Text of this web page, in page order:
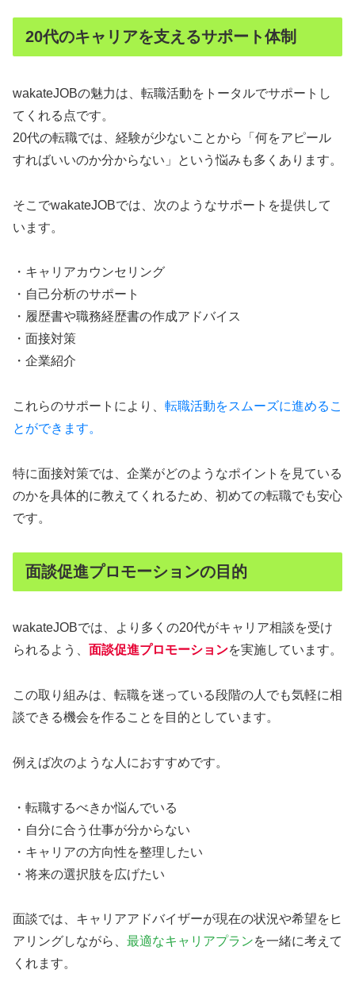
20代のキャリアを支えるサポート体制
wakateJOBの魅力は、転職活動をトータルでサポートし
てくれる点です。
20代の転職では、経験が少ないことから「何をアピール
すればいいのか分からない」という悩みも多くあります。
そこでwakateJOBでは、次のようなサポートを提供して
います。
・キャリアカウンセリング
・自己分析のサポート
・履歴書や職務経歴書の作成アドバイス
・面接対策
・企業紹介
これらのサポートにより、 転職活動をスムーズに進めるこ
とができます。
特に面接対策では、企業がどのようなポイントを見ている
のかを具体的に教えてくれるため、初めての転職でも安心
です。
面談促進プロモーションの目的
wakateJOBでは、より多くの20代がキャリア相談を受け
られるよう、 面談促進プロモーションを実施しています。
この取り組みは、転職を迷っている段階の人でも気軽に相
談できる機会を作ることを目的としています。
例えば次のような人におすすめです。
・転職するべきか悩んでいる
・自分に合う仕事が分からない
・キャリアの方向性を整理したい
・将来の選択肢を広げたい
面談では、キャリアアドバイザーが現在の状況や希望をヒ
アリングしながら、 最適なキャリアプランを一緒に考えて
くれます。